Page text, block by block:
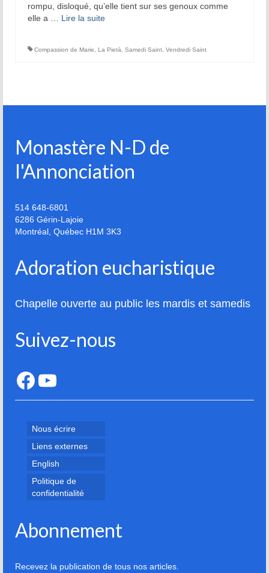
rompu, disloqué, qu’elle tient sur ses genoux comme
elle a … Lire la suite­­
Compassion de Marie, La Pietà, Samedi Saint, Vendredi Saint
Monastère N-D de
l'Annonciation
514 648-6801
6286 Gérin-Lajoie
Montréal, Québec H1M 3K3
Adoration eucharistique
Chapelle ouverte au public les mardis et samedis
Suivez-nous
Facebook
YouTube
Nous écrire
Liens externes
English
Politique de
confidentialité
Abonnement
Recevez la publication de tous nos articles.